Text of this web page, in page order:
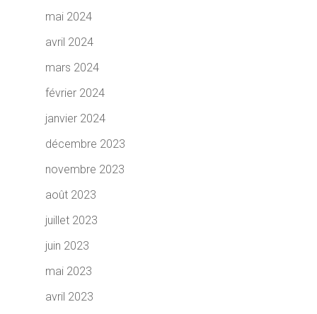
mai 2024
avril 2024
mars 2024
février 2024
janvier 2024
décembre 2023
novembre 2023
août 2023
juillet 2023
juin 2023
mai 2023
avril 2023